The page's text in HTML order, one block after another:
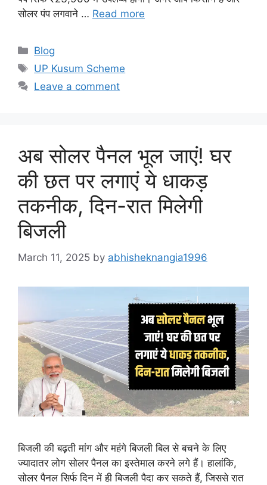
सोलर पंप लगवाने … Read more
Categories
Blog
Tags
UP Kusum Scheme
Leave a comment
अब सोलर पैनल भूल जाएं! घर
की छत पर लगाएं ये धाकड़
तकनीक, दिन-रात मिलेगी
बिजली
March 11, 2025 by abhisheknangia1996
बिजली की बढ़ती मांग और महंगे बिजली बिल से बचने के लिए
ज्यादातर लोग सोलर पैनल का इस्तेमाल करने लगे हैं। हालांकि,
सोलर पैनल सिर्फ दिन में ही बिजली पैदा कर सकते हैं, जिससे रात